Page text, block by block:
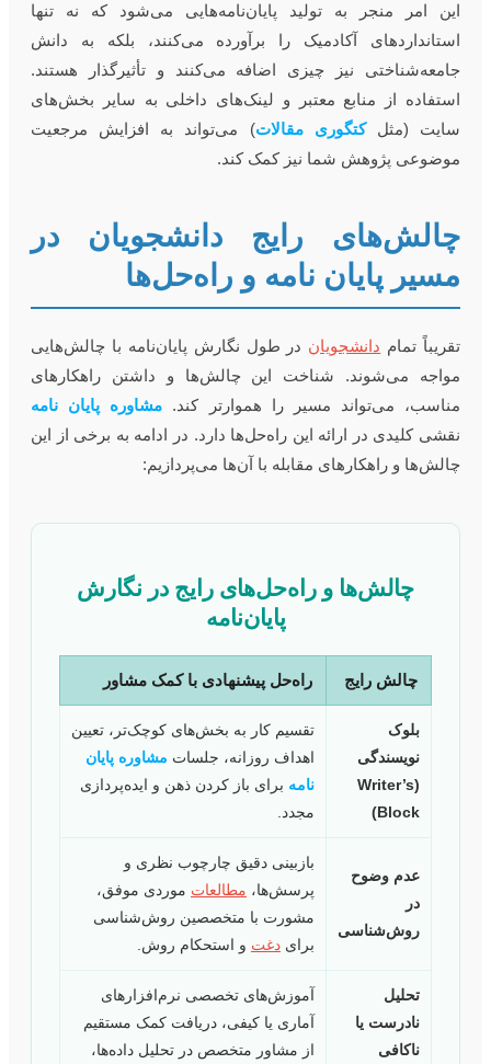
امر منجر به تولید پایان‌نامه‌هایی می‌شود که نه تنها
آکادمیک را برآورده می‌کنند، بلکه به دانش
نیز چیزی اضافه می‌کنند و تأثیرگذار هستند.
از منابع معتبر و لینک‌های داخلی به سایر بخش‌های
(مثلکتگوری مقالات) می‌تواند به افزایش مرجعیت
پژوهش شما نیز کمک کند.
رایج دانشجویان در
پایان نامه و راه‌حل‌ها
تمامدانشجویاندر طول نگارش پایان‌نامه با چالش‌هایی
می‌شوند. شناخت این چالش‌ها و داشتن راهکارهای
می‌تواند مسیر را هموارتر کند.مشاوره پایان نامه
کلیدی در ارائه این راه‌حل‌ها دارد. در ادامه به برخی از این
و راهکارهای مقابله با آن‌ها می‌پردازیم:
چالش‌ها و راه‌حل‌های رایج در نگارش
پایان‌نامه
چالش رایج راه‌حل پیشنهادی با کمک مشاور
نویسندگی
(Writer’s
Block)
تقسیم کار به بخش‌های کوچک‌تر، تعیین
اهداف روزانه، جلساتمشاوره پایان
برای باز کردن ذهن و ایده‌پردازی
مجدد.
عدم وضوح
روش‌شناسی
بازبینی دقیق چارچوب نظری و
پرسش‌ها،مطالعاتموردی موفق،
مشورت با متخصصین روش‌شناسی
دغت و استحکام روش.
تحلیل
نادرست یا
ناکافی
آموزش‌های تخصصی نرم‌افزارهای
آماری یا کیفی، دریافت کمک مستقیم
از مشاور متخصص در تحلیل داده‌ها،